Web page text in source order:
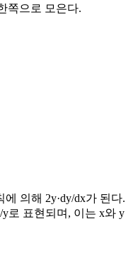
쪽으로 모은다.
의해 2y·dy/dx가 된다.
로 표현되며, 이는 x와 y